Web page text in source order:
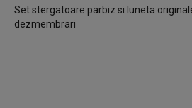
Set stergatoare parbiz si luneta
dezmembrari